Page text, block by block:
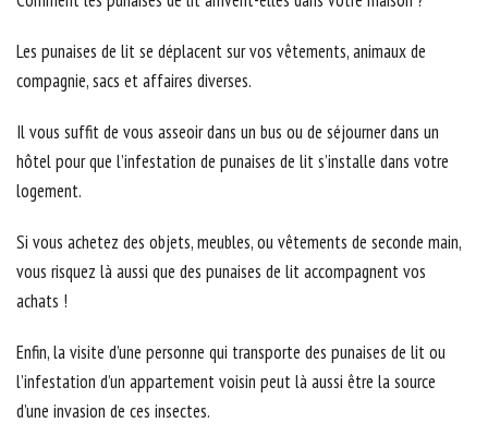
Les punaises de lit se déplacent sur vos vêtements, animaux de
compagnie, sacs et affaires diverses.
Il vous suffit de vous asseoir dans un bus ou de séjourner dans un
hôtel pour que l’infestation de punaises de lit s’installe dans votre
logement.
Si vous achetez des objets, meubles, ou vêtements de seconde main,
vous risquez là aussi que des punaises de lit accompagnent vos
achats !
Enfin, la visite d’une personne qui transporte des punaises de lit ou
l’infestation d’un appartement voisin peut là aussi être la source
d’une invasion de ces insectes.